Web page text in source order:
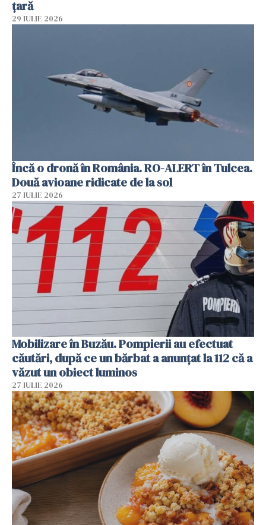
țară
29 IULIE 2026
Încă o dronă în România. RO-ALERT în Tulcea.
Două avioane ridicate de la sol
27 IULIE 2026
Mobilizare în Buzău. Pompierii au efectuat
căutări, după ce un bărbat a anunțat la 112 că a
văzut un obiect luminos
27 IULIE 2026